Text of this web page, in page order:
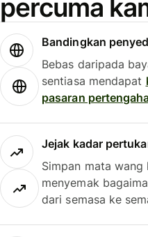
percuma
Bandingkan
Bebas daripada
sentiasa mendapat
pasaran
Jejak kadar
Simpan mata
menyemak
dari semasa ke